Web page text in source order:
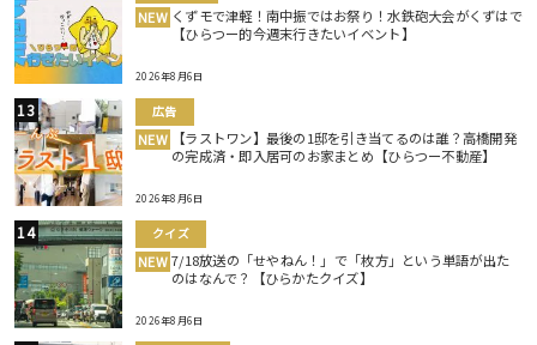
NEW くずモで津軽！南中振ではお祭り！水鉄砲大会がくずはで
【ひらつー的今週末行きたいイベント】
2026年8月6日
広告
NEW
【ラストワン】最後の1邸を引き当てるのは誰？高橋開発
の完成済・即入居可のお家まとめ【ひらつー不動産】
2026年8月6日
クイズ
NEW 7/18放送の「せやねん！」で「枚方」という単語が出た
のはなんで？【ひらかたクイズ】
2026年8月6日